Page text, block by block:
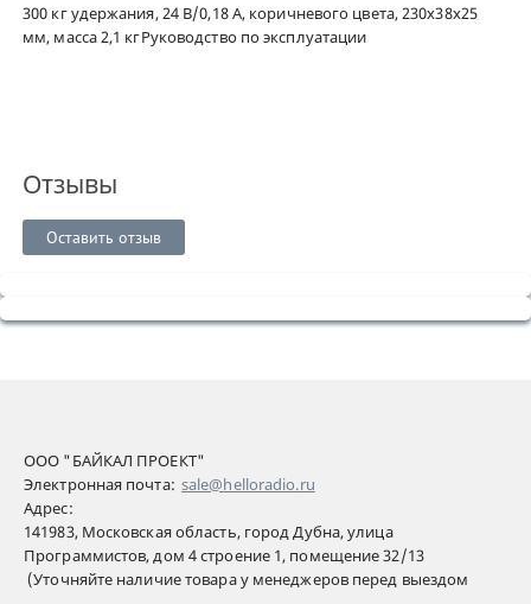
300 кг удержания, 24 В/0,18 А, коричневого цвета, 230х38х25
мм, масса 2,1 кгРуководство по эксплуатации
Отзывы
Оставить отзыв
ООО "БАЙКАЛ ПРОЕКТ"
Электронная почта: sale@helloradio.ru
Адрес:
141983, Московская область, город Дубна, улица
Программистов, дом 4 строение 1, помещение 32/13
(Уточняйте наличие товара у менеджеров перед выездом